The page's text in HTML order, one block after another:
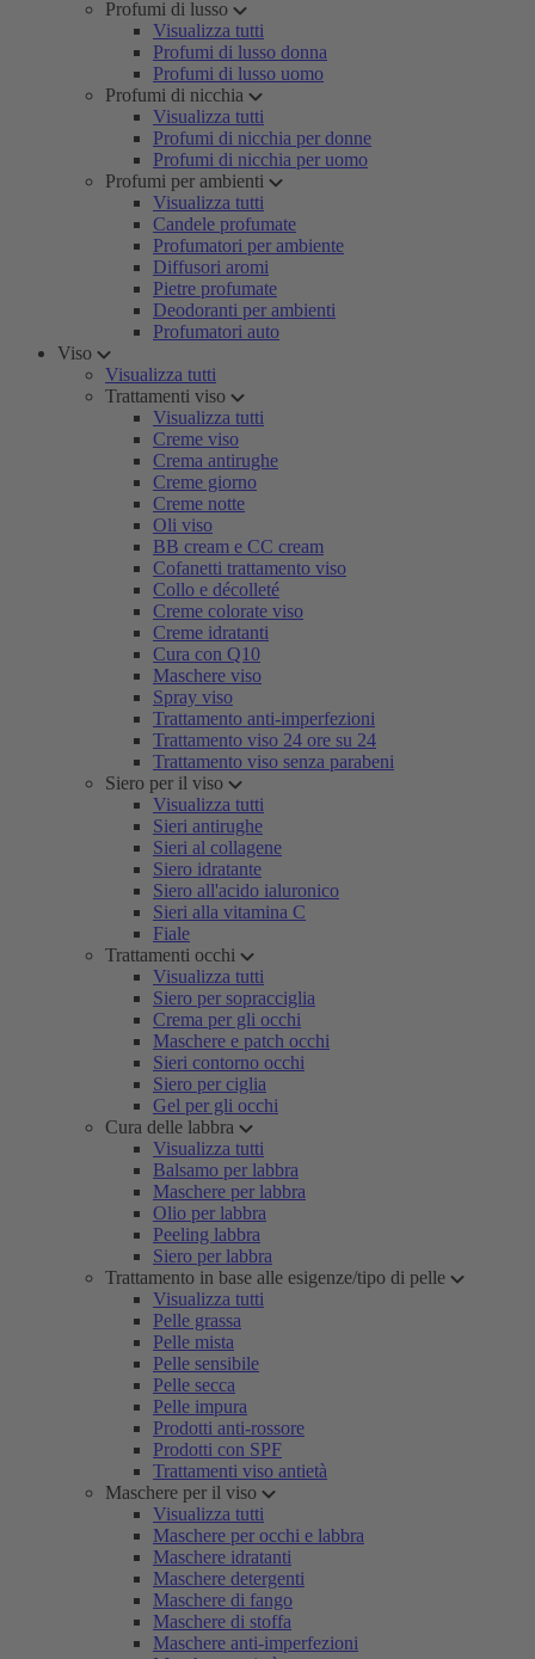
Profumi di lusso
Visualizza tutti
Profumi di lusso donna
Profumi di lusso uomo
Profumi di nicchia
Visualizza tutti
Profumi di nicchia per donne
Profumi di nicchia per uomo
Profumi per ambienti
Visualizza tutti
Candele profumate
Profumatori per ambiente
Diffusori aromi
Pietre profumate
Deodoranti per ambienti
Profumatori auto
Viso
Visualizza tutti
Trattamenti viso
Visualizza tutti
Creme viso
Crema antirughe
Creme giorno
Creme notte
Oli viso
BB cream e CC cream
Cofanetti trattamento viso
Collo e décolleté
Creme colorate viso
Creme idratanti
Cura con Q10
Maschere viso
Spray viso
Trattamento anti-imperfezioni
Trattamento viso 24 ore su 24
Trattamento viso senza parabeni
Siero per il viso
Visualizza tutti
Sieri antirughe
Sieri al collagene
Siero idratante
Siero all'acido ialuronico
Sieri alla vitamina C
Fiale
Trattamenti occhi
Visualizza tutti
Siero per sopracciglia
Crema per gli occhi
Maschere e patch occhi
Sieri contorno occhi
Siero per ciglia
Gel per gli occhi
Cura delle labbra
Visualizza tutti
Balsamo per labbra
Maschere per labbra
Olio per labbra
Peeling labbra
Siero per labbra
Trattamento in base alle esigenze/tipo di pelle
Visualizza tutti
Pelle grassa
Pelle mista
Pelle sensibile
Pelle secca
Pelle impura
Prodotti anti-rossore
Prodotti con SPF
Trattamenti viso antietà
Maschere per il viso
Visualizza tutti
Maschere per occhi e labbra
Maschere idratanti
Maschere detergenti
Maschere di fango
Maschere di stoffa
Maschere anti-imperfezioni